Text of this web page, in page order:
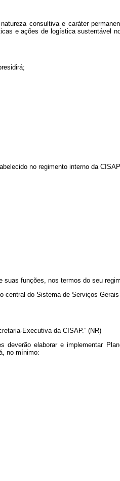
consultiva e caráter
e ações de logística sustentável
no regimento interno da
funções, nos termos do seu
do Sistema de Serviços
Executiva da CISAP.” (NR)
deverão elaborar e implementar
no mínimo: